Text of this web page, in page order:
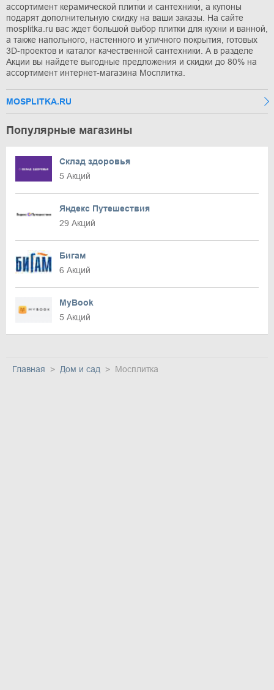
ассортимент керамической плитки и сантехники, а купоны
подарят дополнительную скидку на ваши заказы. На сайте
mosplitka.ru вас ждет большой выбор плитки для кухни и ванной,
а также напольного, настенного и уличного покрытия, готовых
3D-проектов и каталог качественной сантехники. А в разделе
Акции вы найдете выгодные предложения и скидки до 80% на
ассортимент интернет-магазина Мосплитка.
MOSPLITKA.RU
Популярные магазины
Склад здоровья
5 Акций
Яндекс Путешествия
29 Акций
Бигам
6 Акций
MyBook
5 Акций
Главная Дом и сад Мосплитка